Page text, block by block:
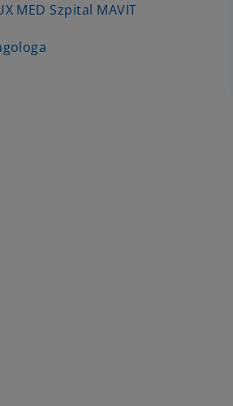
MED Szpital MAVIT